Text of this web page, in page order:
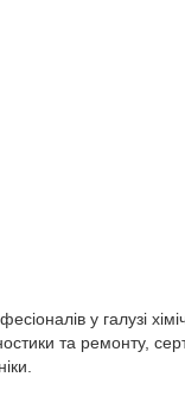
у галузі
та ремонту,